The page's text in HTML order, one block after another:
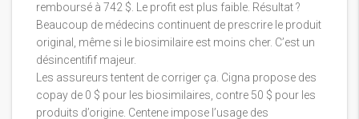
remboursé à 742 $. Le profit est plus faible. Résultat ?
Beaucoup de médecins continuent de prescrire le produit
original, même si le biosimilaire est moins cher. C’est un
désincentifif majeur.
Les assureurs tentent de corriger ça. Cigna propose des
copay de 0 $ pour les biosimilaires, contre 50 $ pour les
produits d’origine. Centene impose l’usage des